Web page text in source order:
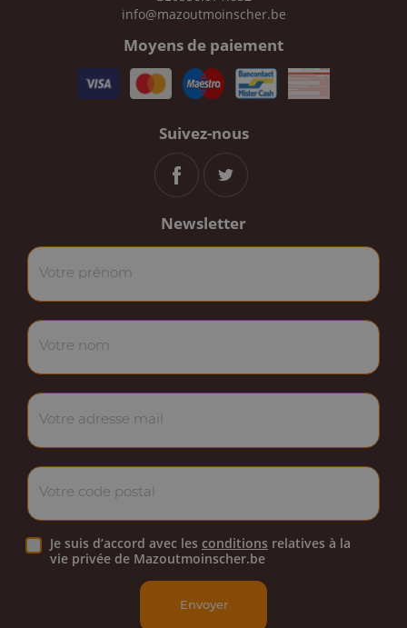
info@mazoutmoinscher.be
Moyens de paiement
Suivez-nous
Newsletter
Je suis d’accord avec les conditions relatives à la
vie privée de Mazoutmoinscher.be
Envoyer